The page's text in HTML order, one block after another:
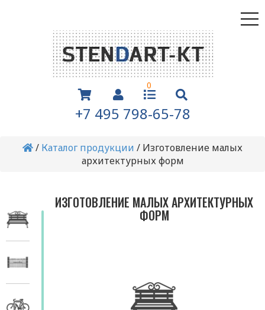
0
+7 495 798-65-78
/ Каталог продукции / Изготовление малых
архитектурных форм
ИЗГОТОВЛЕНИЕ МАЛЫХ АРХИТЕКТУРНЫХ
ФОРМ